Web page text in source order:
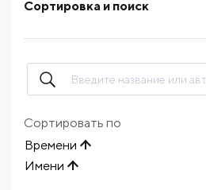
Сортировка и поиск
Сортировать по
Времени
Имени